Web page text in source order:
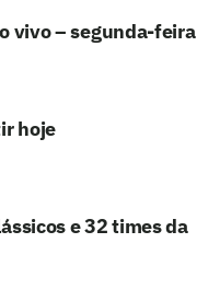
vivo – segunda-feira
hoje
e 32 times da